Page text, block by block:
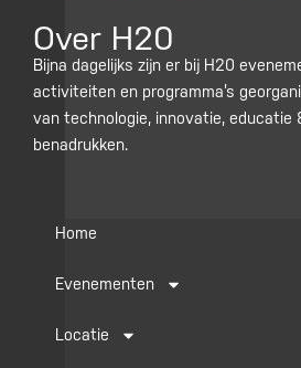
t
t
e
r
e
b
o
o
k
a
g
r
e
d
i
Over H20
Bijna dagelijks zijn er bij H20
activiteiten en programma’s
van technologie, innovatie, educatie
benadrukken.
Home
Evenementen
Locatie